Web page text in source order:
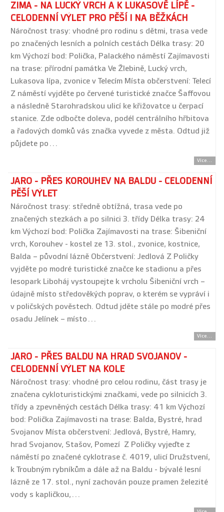
ZIMA - NA LUCKÝ VRCH A K LUKASOVĚ LÍPĚ -
CELODENNÍ VÝLET PRO PĚŠÍ I NA BĚŽKÁCH
Náročnost trasy: vhodné pro rodinu s dětmi, trasa vede
po značených lesních a polních cestách Délka trasy: 20
km Výchozí bod: Polička, Palackého náměstí Zajímavosti
na trase: přírodní památka Ve Žlebině, Lucký vrch,
Lukasova lípa, zvonice v Telecím Místa občerstvení: Telecí
Z náměstí vyjděte po červené turistické značce Šaffovou
a následně Starohradskou ulicí ke křižovatce u čerpací
stanice. Zde odbočte doleva, podél centrálního hřbitova
a řadových domků vás značka vyvede z města. Odtud již
půjdete po…
Více...
JARO - PŘES KOROUHEV NA BALDU - CELODENNÍ
PĚŠÍ VÝLET
Náročnost trasy: středně obtížná, trasa vede po
značených stezkách a po silnici 3. třídy Délka trasy: 24
km Výchozí bod: Polička Zajímavosti na trase: Šibeniční
vrch, Korouhev - kostel ze 13. stol., zvonice, kostnice,
Balda – původní lázně Občerstvení: Jedlová Z Poličky
vyjděte po modré turistické značce ke stadionu a přes
lesopark Liboháj vystoupejte k vrcholu Šibeniční vrch –
údajně místo středověkých poprav, o kterém se vypráví i
v poličských pověstech. Odtud jděte stále po modré přes
osadu Jelínek – místo…
Více...
JARO - PŘES BALDU NA HRAD SVOJANOV -
CELODENNÍ VÝLET NA KOLE
Náročnost trasy: vhodné pro celou rodinu, část trasy je
značena cykloturistickými značkami, vede po silnicích 3.
třídy a zpevněných cestách Délka trasy: 41 km Výchozí
bod: Polička Zajímavosti na trase: Balda, Bystré, hrad
Svojanov Místa občerstvení: Jedlová, Bystré, Hamry,
hrad Svojanov, Stašov, Pomezí Z Poličky vyjeďte z
náměstí po značené cyklotrase č. 4019, ulicí Družstvení,
k Troubným rybníkům a dále až na Baldu - bývalé lesní
lázně ze 17. stol., nyní zachován pouze pramen železité
vody s kapličkou,…